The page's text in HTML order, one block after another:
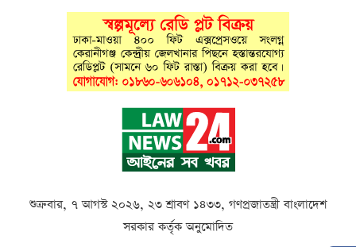
শুক্রবার, ৭ আগস্ট ২০২৬, ২৩ শ্রাবণ ১৪৩৩, গণপ্রজাতন্ত্রী বাংলাদেশ
সরকার কর্তৃক অনুমোদিত